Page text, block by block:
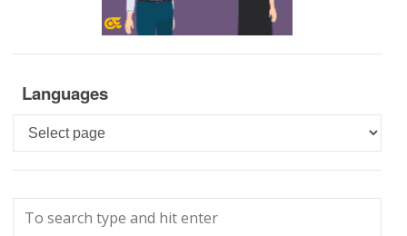
Languages
Languages